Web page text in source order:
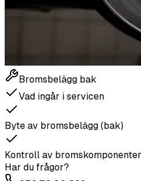
Bromsbelägg bak
Vad ingår i servicen
Byte av bromsbelägg (bak)
Kontroll av bromskomponenter
Har du frågor?